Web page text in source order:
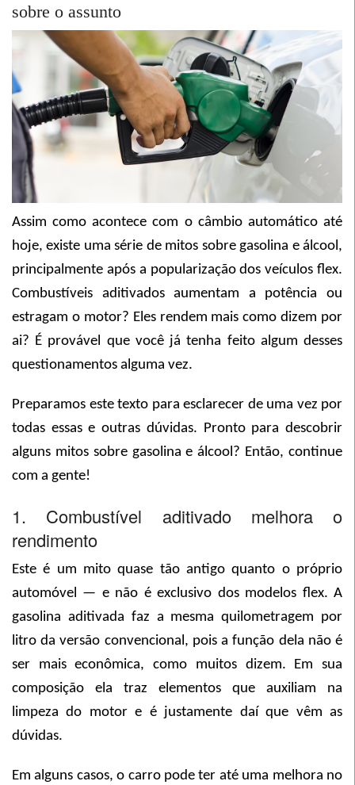
sobre o assunto
Assim como acontece com o câmbio automático até
hoje, existe uma série de mitos sobre gasolina e álcool,
principalmente após a popularização dos veículos flex.
Combustíveis aditivados aumentam a potência ou
estragam o motor? Eles rendem mais como dizem por
ai? É provável que você já tenha feito algum desses
questionamentos alguma vez.
Preparamos este texto para esclarecer de uma vez por
todas essas e outras dúvidas. Pronto para descobrir
alguns mitos sobre gasolina e álcool? Então, continue
com a gente!
1. Combustível aditivado melhora o
rendimento
Este é um mito quase tão antigo quanto o próprio
automóvel — e não é exclusivo dos modelos flex. A
gasolina aditivada faz a mesma quilometragem por
litro da versão convencional, pois a função dela não é
ser mais econômica, como muitos dizem. Em sua
composição ela traz elementos que auxiliam na
limpeza do motor e é justamente daí que vêm as
dúvidas.
Em alguns casos, o carro pode ter até uma melhora no